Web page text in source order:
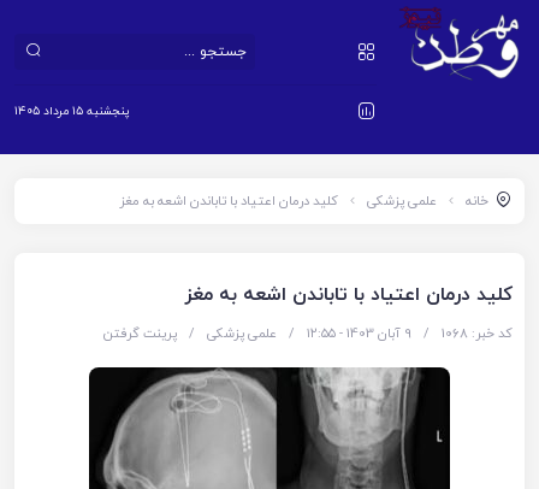
پنجشنبه ۱۵ مرداد ۱۴۰۵
خانه علمی پزشکی کلید درمان اعتیاد با تاباندن اشعه به مغز
کلید درمان اعتیاد با تاباندن اشعه به مغز
کد خبر: 1068 / 9 آبان 1403 - ۱۲:۵۵ / علمی پزشکی / پرینت گرفتن